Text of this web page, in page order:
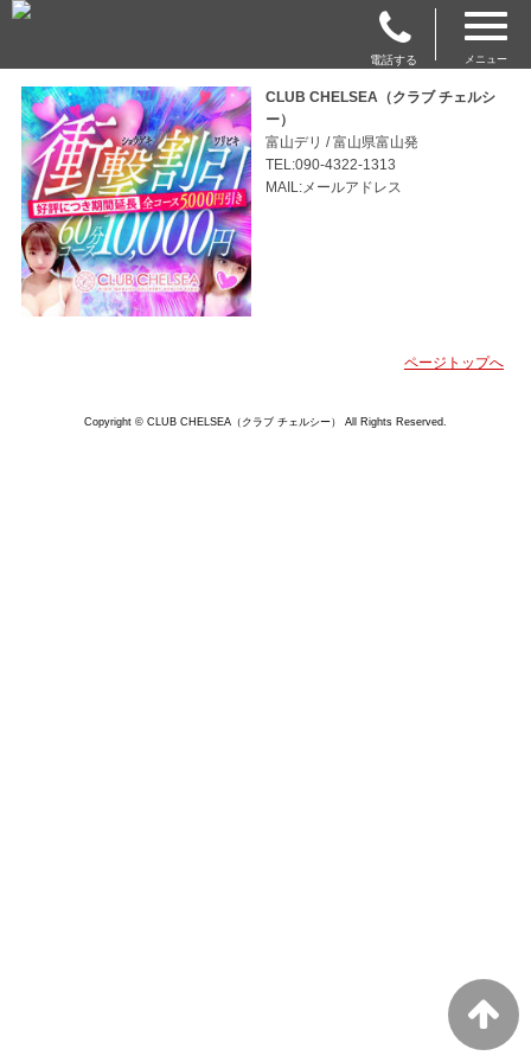
電話する メニュー
CLUB CHELSEA（クラブ チェルシ
ー）
富山デリ / 富山県富山発
TEL:090-4322-1313
MAIL:メールアドレス
ページトップへ
Copyright © CLUB CHELSEA（クラブ チェルシー） All Rights Reserved.